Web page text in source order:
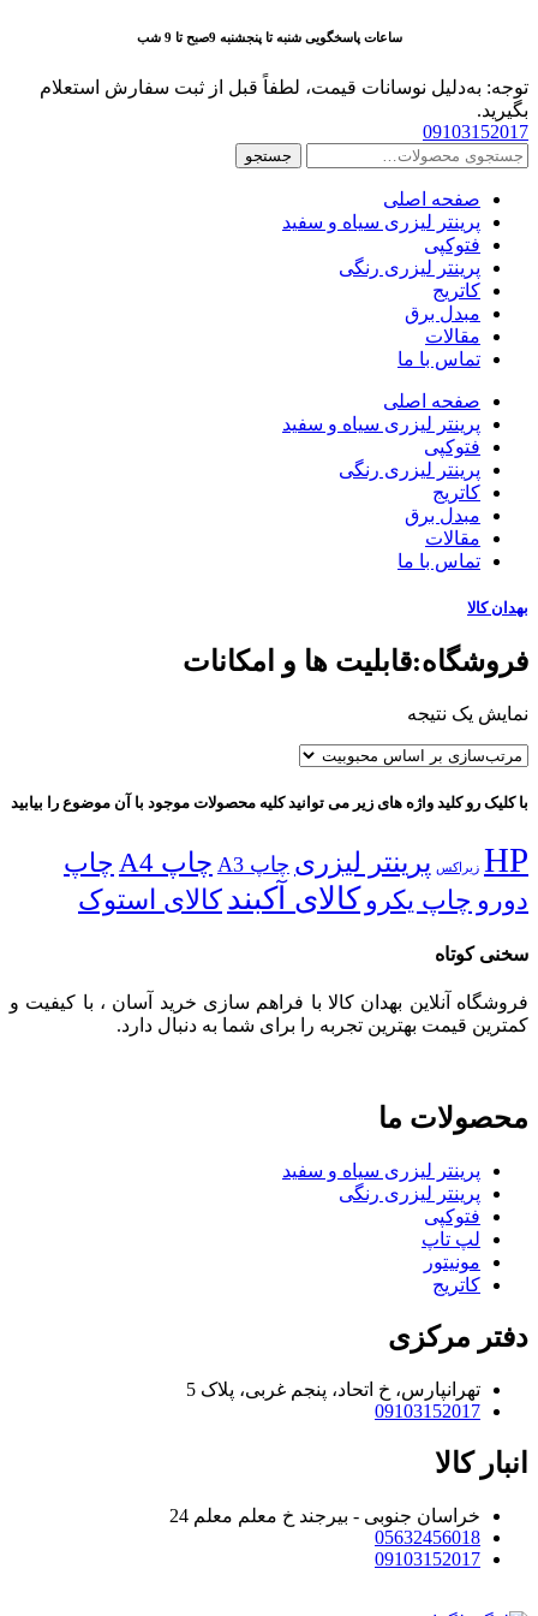
محتوا
ساعات پاسخگویی شنبه تا پنجشنبه 9صبح تا 9 شب
توجه: به‌دلیل نوسانات قیمت، لطفاً قبل از ثبت سفارش استعلام
بگیرید.
09103152017
جستجو
جستجو
صفحه اصلی
پرینتر لیزری سیاه و سفید
فتوکپی
پرینتر لیزری رنگی
کاتریج
مبدل برق
مقالات
تماس با ما
صفحه اصلی
پرینتر لیزری سیاه و سفید
فتوکپی
پرینتر لیزری رنگی
کاتریج
مبدل برق
مقالات
تماس با ما
بهدان کالا
فروشگاه:قابلیت ها و امکانات
نمایش یک نتیجه
با کلیک رو کلید واژه های زیر می توانید کلیه محصولات موجود با آن موضوع را بیابید
HP زیراکس پرینتر لیزری چاپ A3 چاپ A4
چاپ
دورو چاپ یکرو کالای آکبند کالای استوک
سخنی کوتاه
فروشگاه آنلاین بهدان کالا با فراهم سازی خرید آسان ، با کیفیت و
کمترین قیمت بهترین تجربه را برای شما به دنبال دارد.
محصولات ما
پرینتر لیزری سیاه و سفید
پرینتر لیزری رنگی
فتوکپی
لپ تاپ
مونیتور
کاتریج
دفتر مرکزی
تهرانپارس، خ اتحاد، پنجم غربی، پلاک 5
09103152017
انبار کالا
خراسان جنوبی - بیرجند خ معلم معلم 24
05632456018
09103152017